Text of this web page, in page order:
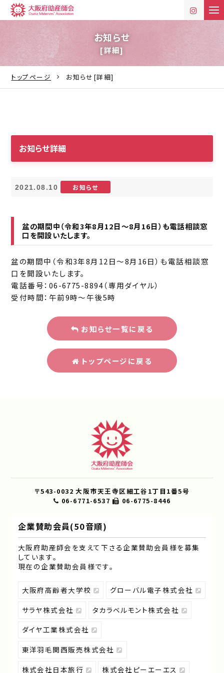
t
o
a
g
お知らせ
[詳細]
トップページ お知らせ[詳細]
お知らせ詳細
2021.08.10 お知らせ
盆の期間中（令和3年8月12日〜8月16日）も電話相談窓
口を開設いたします。
盆の期間中（令和3年8月12日〜8月16日）も電話相談窓
口を開設いたします。
電話番号：06-6775-8894（専用ダイヤル）
受付時間：午前9時〜午後5時
お知らせ一覧に戻る
トップページに戻る
〒543-0032 大阪市天王寺区細工谷1丁目1番5号
06-6771-6537
06-6775-8446
企業賛助会員(50音順)
大阪府助産師会を支えて下さる企業賛助会員様を募集
しています｡
現在の企業賛助会員様です｡
大阪府高齢者大学校
グローバル電子株式会社
サラヤ株式会社
タカラベルモント株式会社
ダイヤ工業株式会社
東洋羽毛関西販売株式会社
株式会社日本旅行
株式会社ピーエーエス